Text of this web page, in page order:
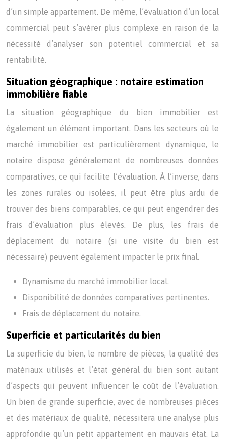
d’un simple appartement. De même, l’évaluation d’un local
commercial peut s’avérer plus complexe en raison de la
nécessité d’analyser son potentiel commercial et sa
rentabilité.
Situation géographique : notaire estimation
immobilière fiable
La situation géographique du bien immobilier est
également un élément important. Dans les secteurs où le
marché immobilier est particulièrement dynamique, le
notaire dispose généralement de nombreuses données
comparatives, ce qui facilite l’évaluation. À l’inverse, dans
les zones rurales ou isolées, il peut être plus ardu de
trouver des biens comparables, ce qui peut engendrer des
frais d’évaluation plus élevés. De plus, les frais de
déplacement du notaire (si une visite du bien est
nécessaire) peuvent également impacter le prix final.
Dynamisme du marché immobilier local.
Disponibilité de données comparatives pertinentes.
Frais de déplacement du notaire.
Superficie et particularités du bien
La superficie du bien, le nombre de pièces, la qualité des
matériaux utilisés et l’état général du bien sont autant
d’aspects qui peuvent influencer le coût de l’évaluation.
Un bien de grande superficie, avec de nombreuses pièces
et des matériaux de qualité, nécessitera une analyse plus
approfondie qu’un petit appartement en mauvais état. La